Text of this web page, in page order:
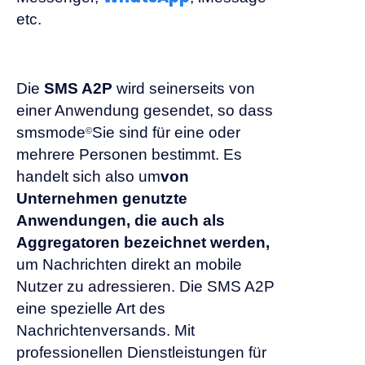
etc.
Die SMS A2P wird seinerseits von
einer Anwendung gesendet, so dass
smsmode©Sie sind für eine oder
mehrere Personen bestimmt. Es
handelt sich also umvon
Unternehmen genutzte
Anwendungen, die auch als
Aggregatoren bezeichnet werden,
um Nachrichten direkt an mobile
Nutzer zu adressieren. Die SMS A2P
eine spezielle Art des
Nachrichtenversands. Mit
professionellen Dienstleistungen für